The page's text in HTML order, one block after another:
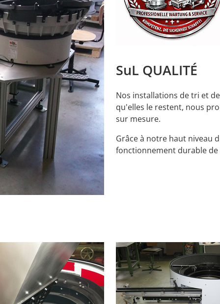
SuL QUALITÉ
Nos installations de tri et
qu'elles le restent, nous
sur mesure.
Grâce à notre haut niveau
fonctionnement durable